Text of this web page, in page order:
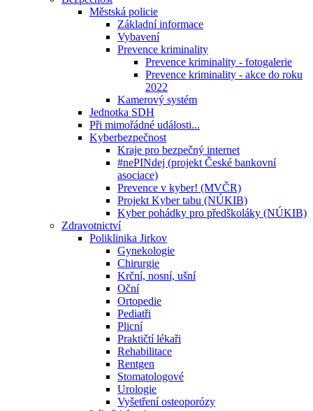
Městská policie
Základní informace
Vybavení
Prevence kriminality
Prevence kriminality - fotogalerie
Prevence kriminality - akce do roku
2022
Kamerový systém
Jednotka SDH
Při mimořádné události...
Kyberbezpečnost
Kraje pro bezpečný internet
#nePINdej (projekt České bankovní
asociace)
Prevence v kyber! (MVČR)
Projekt Kyber tabu (NÚKIB)
Kyber pohádky pro předškoláky (NÚKIB)
Zdravotnictví
Poliklinika Jirkov
Gynekologie
Chirurgie
Krční, nosní, ušní
Oční
Ortopedie
Pediatři
Plicní
Praktičtí lékaři
Rehabilitace
Rentgen
Stomatologové
Urologie
Vyšetření osteoporózy